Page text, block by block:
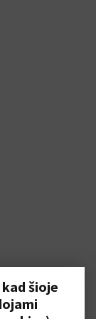
šioje